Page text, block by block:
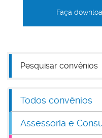
Faça
Todos convênios
Assessoria e